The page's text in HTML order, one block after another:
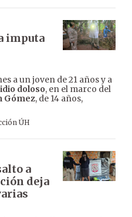
imputa
a un joven de 21 años y a
doloso, en el marco del
Gómez, de 14 años,
ÚH
a
deja